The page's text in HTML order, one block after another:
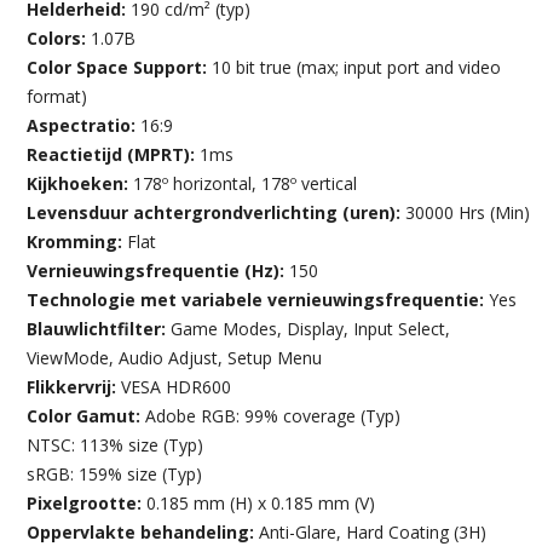
Helderheid: 190 cd/m² (typ)
Colors: 1.07B
Color Space Support: 10 bit true (max; input port and video
format)
Aspectratio: 16:9
Reactietijd (MPRT): 1ms
Kijkhoeken: 178º horizontal, 178º vertical
Levensduur achtergrondverlichting (uren):30000 Hrs (Min)
Kromming: Flat
Vernieuwingsfrequentie (Hz): 150
Technologie met variabele vernieuwingsfrequentie:Yes
Blauwlichtfilter:Game Modes, Display, Input Select,
ViewMode, Audio Adjust, Setup Menu
Flikkervrij:VESA HDR600
Color Gamut:Adobe RGB: 99% coverage (Typ)
NTSC: 113% size (Typ)
sRGB: 159% size (Typ)
Pixelgrootte:0.185 mm (H) x 0.185 mm (V)
Oppervlakte behandeling:Anti-Glare, Hard Coating (3H)